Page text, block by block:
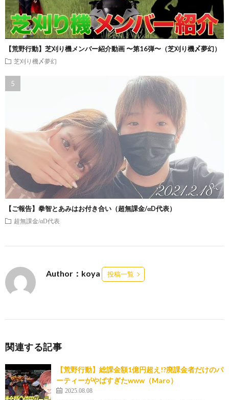
【荒野行動】芝刈り機メンバー紹介動画 〜第16弾〜（芝刈り機〆夢幻）
芝刈り機〆夢幻
【ご報告】拳智とあみはお付き合い（超無課金/αD代表）
超無課金/αD代表
Author：koya 投稿一覧
関連する記事
【荒野行動】総課金額1億円超え!?廃課金者だけのパ
ーティーがやばすぎたwww（Maro）
2025.08.08